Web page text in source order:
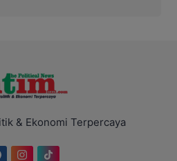
& Ekonomi Terpercaya